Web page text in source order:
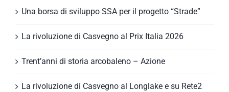
Una borsa di sviluppo SSA per il progetto “Strade”
La rivoluzione di Casvegno al Prix Italia 2026
Trent’anni di storia arcobaleno – Azione
La rivoluzione di Casvegno al Longlake e su Rete2